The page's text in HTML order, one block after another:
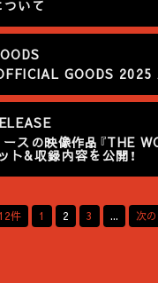
いて
GOODS 2025
スの映像作品『THE
ト&収録内容を公開！
件 1 2 3 ... 次